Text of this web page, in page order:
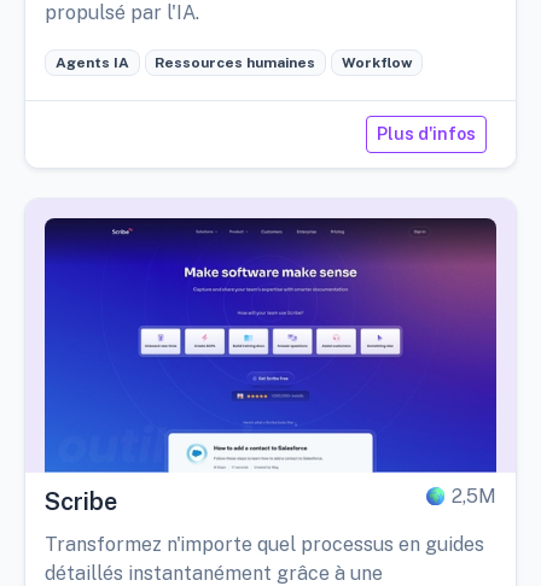
propulsé par l'IA.
Agents IA Ressources humaines Workflow
Plus d'infos
Scribe 2,5M
Transformez n'importe quel processus en guides
détaillés instantanément grâce à une